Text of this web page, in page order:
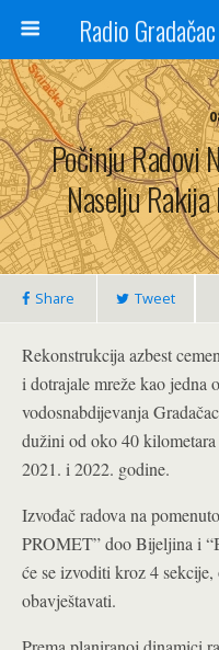
Počinju Radovi
Naselju
Share Tweet
Rekonstrukcija azbest
i dotrajale mreže kao jedna
vodosnabdijevanja
dužini od oko 40
2021. i 2022. godine.
Izvođač radova na
PROMET” doo Bijeljina i
će se izvoditi kroz 4
obavještavati.